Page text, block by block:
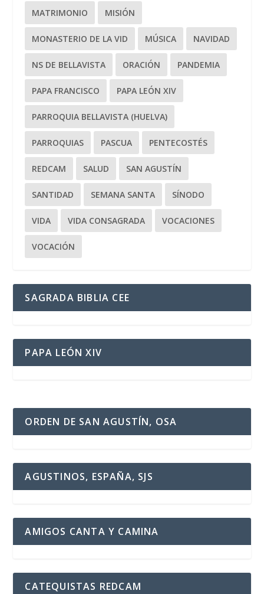
MATRIMONIO MISIÓN
MONASTERIO DE LA VID MÚSICA NAVIDAD
NS DE BELLAVISTA ORACIÓN PANDEMIA
PAPA FRANCISCO PAPA LEÓN XIV
PARROQUIA BELLAVISTA (HUELVA)
PARROQUIAS PASCUA PENTECOSTÉS
REDCAM SALUD SAN AGUSTÍN
SANTIDAD SEMANA SANTA SÍNODO
VIDA VIDA CONSAGRADA VOCACIONES
VOCACIÓN
SAGRADA BIBLIA CEE
PAPA LEÓN XIV
ORDEN DE SAN AGUSTÍN, OSA
AGUSTINOS, ESPAÑA, SJS
AMIGOS CANTA Y CAMINA
CATEQUISTAS REDCAM